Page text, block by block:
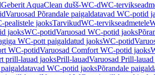
Geberit AquaClean dušš-WC-dWC-
Varuosad Põrandale paigaldatavad WC-potid
pealistele jaoksTarvikudWC-tervikseadmetele
jaoksWC-potidVaruosad WC-potid jaoks
WC-pott paigaldatud jaoksWC-potid
WC-potidVaruosad Comfort WC-potid jaoks
prill-lauad jaoksPrill-lauadVaruosad Prill-
WC-potid jaoksPõrandale